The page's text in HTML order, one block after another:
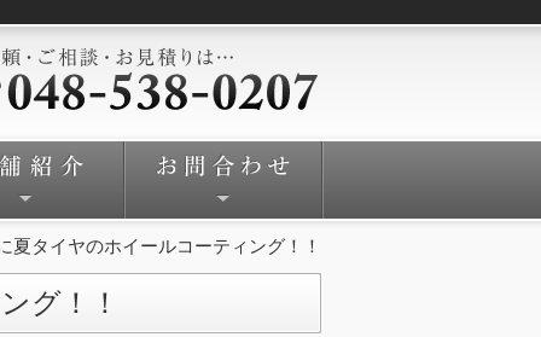
夏タイヤのホイールコーティング！！
グ！！